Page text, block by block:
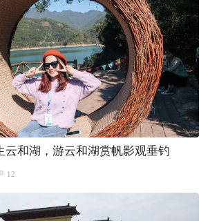
云和湖，游云和湖赏帆影观垂钓
12